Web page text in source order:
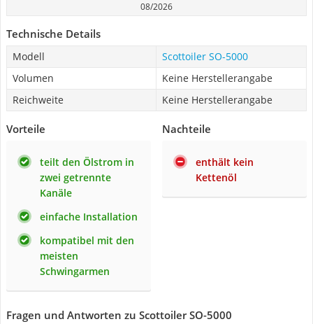
08/2026
Technische Details
Modell
Scottoiler SO-5000
Volumen
Keine Herstellerangabe
Reichweite
Keine Herstellerangabe
Vorteile
teilt den Ölstrom in
zwei getrennte
Kanäle
einfache Installation
kompatibel mit den
meisten
Schwingarmen
Nachteile
enthält kein
Kettenöl
Fragen und Antworten zu Scottoiler SO-5000